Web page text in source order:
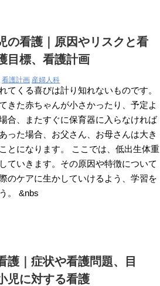
の看護｜原因やリスクと看
目標、看護計画
看護計画 産婦人科
てくる喜びは計り知れないものです。
きた赤ちゃんが小さかったり、予定よ
合、またすぐに保育器に入らなければ
った場合、お父さん、お母さんは大き
とになります。 ここでは、低出生体重
ていきます。その原因や特徴について
のケアに生かしていけるよう、学習を
。 &nbs
護｜症状や看護問題、目
児に対する看護